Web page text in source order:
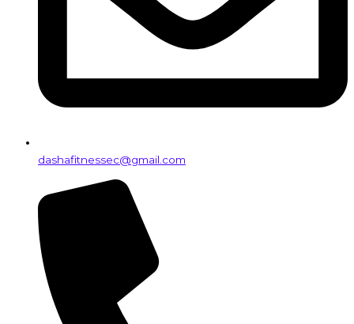
dashafitnessec@gmail.com